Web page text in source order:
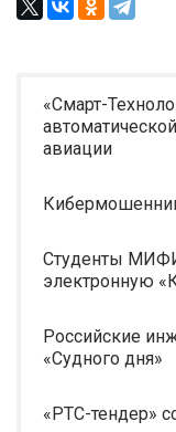
«Смарт-
авиации
Студенты
электронную
Российские
«Судного дня»
«РТС-тендер»